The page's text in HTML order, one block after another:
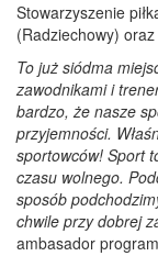
Stowarzyszenie
(Radziechowy)
To już siódma
zawodnikami i
bardzo, że nasze
przyjemności.
sportowców! Sport
czasu wolnego.
sposób
chwile przy dobrej
ambasador